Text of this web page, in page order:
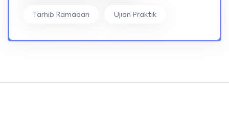
Tarhib Ramadan Ujian Praktik